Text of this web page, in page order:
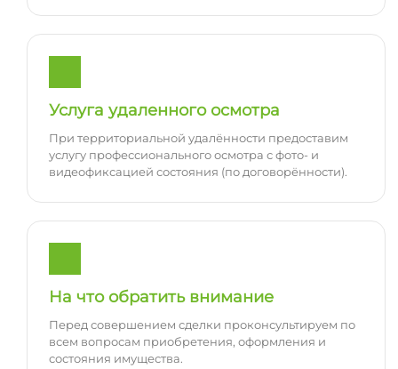
Услуга удаленного осмотра
При территориальной удалённости предоставим
услугу профессионального осмотра с фото- и
видеофиксацией состояния (по договорённости).
На что обратить внимание
Перед совершением сделки проконсультируем по
всем вопросам приобретения, оформления и
состояния имущества.